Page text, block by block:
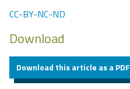
CC-BY-NC-ND
Download
Download this article as a PDF